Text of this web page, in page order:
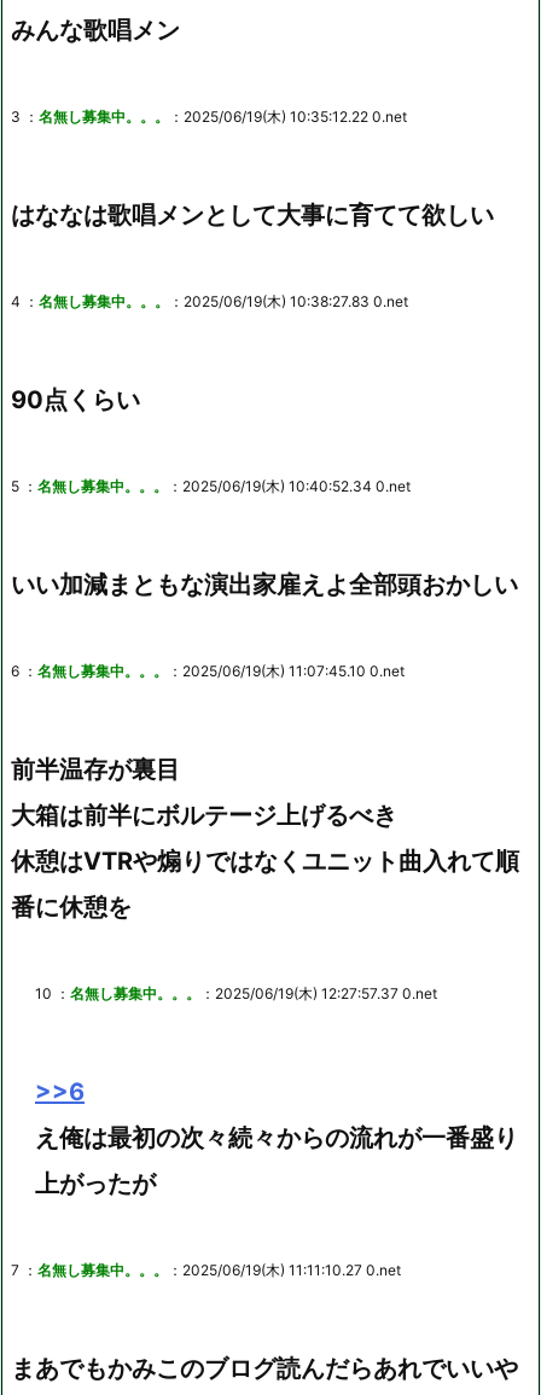
みんな歌唱メン
3 ： 名無し募集中。。。 ：2025/06/19(木) 10:35:12.22 0.net
はななは歌唱メンとして大事に育てて欲しい
4 ： 名無し募集中。。。 ：2025/06/19(木) 10:38:27.83 0.net
90点くらい
5 ： 名無し募集中。。。 ：2025/06/19(木) 10:40:52.34 0.net
いい加減まともな演出家雇えよ全部頭おかしい
6 ： 名無し募集中。。。 ：2025/06/19(木) 11:07:45.10 0.net
前半温存が裏目
大箱は前半にボルテージ上げるべき
休憩はVTRや煽りではなくユニット曲入れて順
番に休憩を
10 ： 名無し募集中。。。 ：2025/06/19(木) 12:27:57.37 0.net
>>6
え俺は最初の次々続々からの流れが一番盛り
上がったが
7 ： 名無し募集中。。。 ：2025/06/19(木) 11:11:10.27 0.net
まあでもかみこのブログ読んだらあれでいいや